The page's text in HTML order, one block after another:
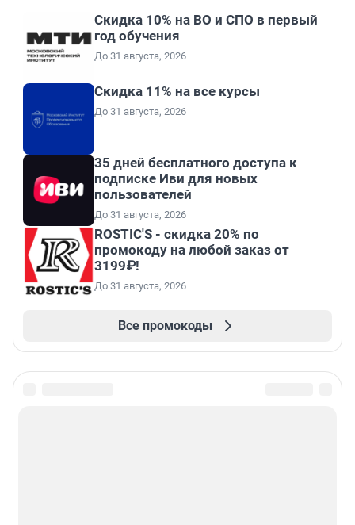
Скидка 10% на ВО и СПО в первый
год обучения
До 31 августа, 2026
Скидка 11% на все курсы
До 31 августа, 2026
35 дней бесплатного доступа к
подписке Иви для новых
пользователей
До 31 августа, 2026
ROSTIC'S - скидка 20% по
промокоду на любой заказ от
3199₽!
До 31 августа, 2026
Все промокоды